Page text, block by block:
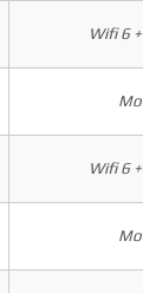
Wifi 6
Wifi 6